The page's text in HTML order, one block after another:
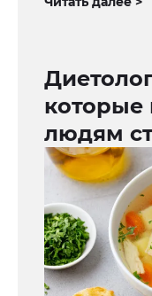
которые
людям